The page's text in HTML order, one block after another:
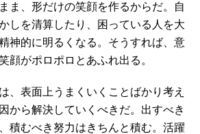
ま、形だけの笑顔を作るからだ。自
しを清算したり、困っている人を大
神的に明るくなる。そうすれば、意
顔がポロポロとあふれ出る。
、表面上うまくいくことばかり考え
から解決していくべきだ。出すべき
積むべき努力はきちんと積む。活躍